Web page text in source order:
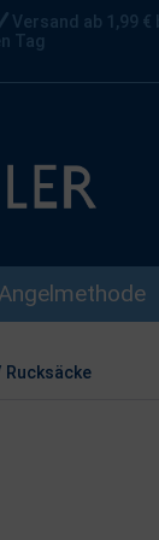
Versand ab 1,99 €
Tag
Rucksäcke